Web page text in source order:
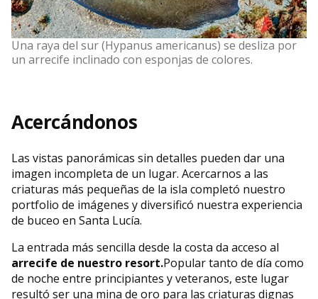
Una raya del sur (Hypanus americanus) se desliza por
un arrecife inclinado con esponjas de colores.
Acercándonos
Las vistas panorámicas sin detalles pueden dar una
imagen incompleta de un lugar. Acercarnos a las
criaturas más pequeñas de la isla completó nuestro
portfolio de imágenes y diversificó nuestra experiencia
de buceo en Santa Lucía.
La entrada más sencilla desde la costa da acceso al
arrecife de nuestro resort.Popular tanto de día como
de noche entre principiantes y veteranos, este lugar
resultó ser una mina de oro para las criaturas dignas